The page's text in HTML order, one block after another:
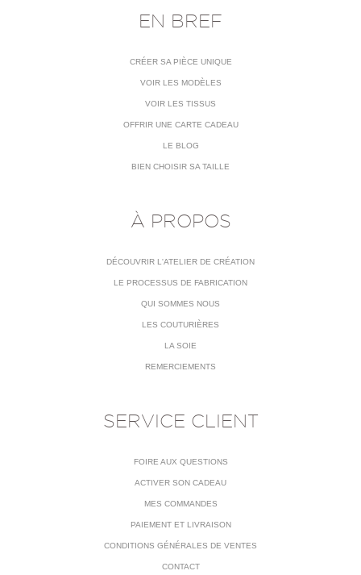
EN BREF
CRÉER SA PIÈCE UNIQUE
VOIR LES MODÈLES
VOIR LES TISSUS
OFFRIR UNE CARTE CADEAU
LE BLOG
BIEN CHOISIR SA TAILLE
À PROPOS
DÉCOUVRIR L'ATELIER DE CRÉATION
LE PROCESSUS DE FABRICATION
QUI SOMMES NOUS
LES COUTURIÈRES
LA SOIE
REMERCIEMENTS
SERVICE CLIENT
FOIRE AUX QUESTIONS
ACTIVER SON CADEAU
MES COMMANDES
PAIEMENT ET LIVRAISON
CONDITIONS GÉNÉRALES DE VENTES
CONTACT